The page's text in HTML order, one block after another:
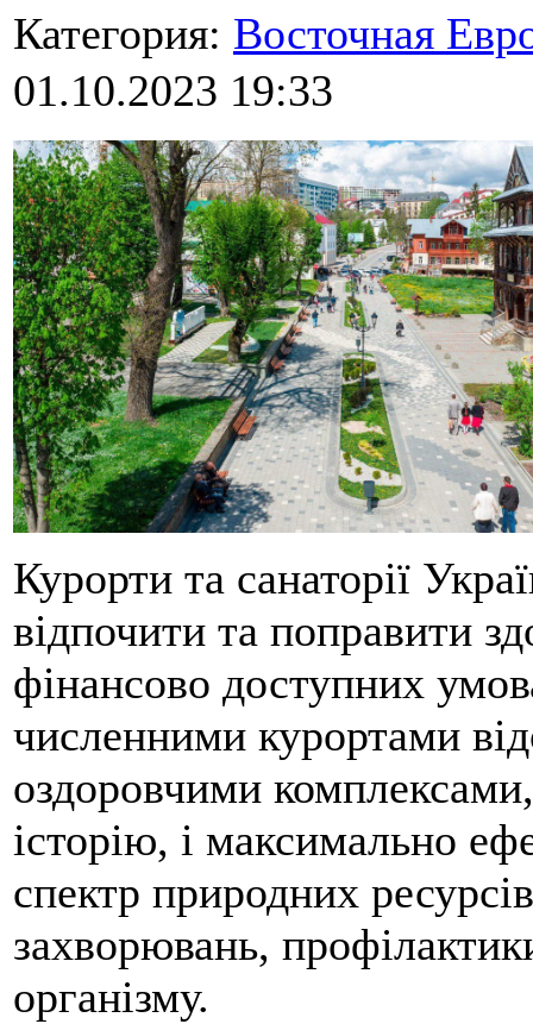
Категория: Восточная
01.10.2023 19:33
Курорти та санаторії
відпочити та поправити
фінансово доступних
численними курортами
оздоровчими
історію, і максимально
спектр природних
захворювань,
організму.